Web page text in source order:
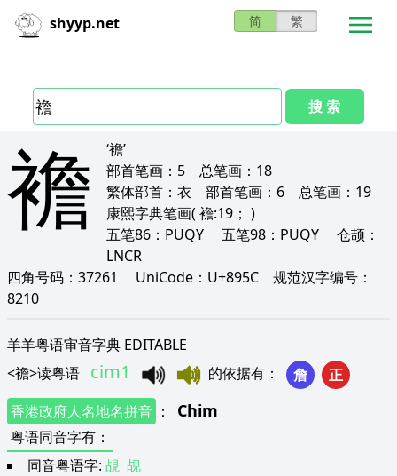
shyyp.net 简 繁
搜 索
襜
‘襜’
部首笔画： 5 总笔画： 18
繁体部首： 衣 部首笔画： 6 总笔画： 19
康熙字典笔画( 襜:19； )
五笔86： PUQY 五笔98： PUQY 仓颉：
LNCR
四角号码： 37261 UniCode： U+895C 规范汉字编号：
8210
羊羊粤语审音字典 EDITABLE
<襜>读粤语 cim1 的依据有 ： 詹
正
香港政府人名地名拼音 ： Chim
粤语同音字有 ：
同音粤语字: 覘 觇